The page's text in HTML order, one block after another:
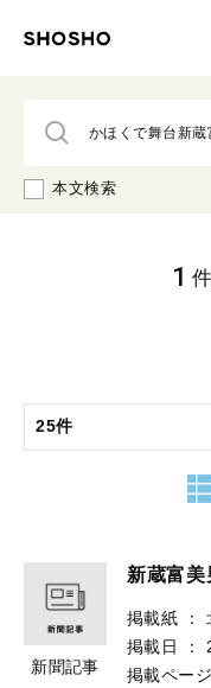
本文検索
1
新聞記事
新蔵富
掲載紙 ：
掲載日
：
掲載ページ